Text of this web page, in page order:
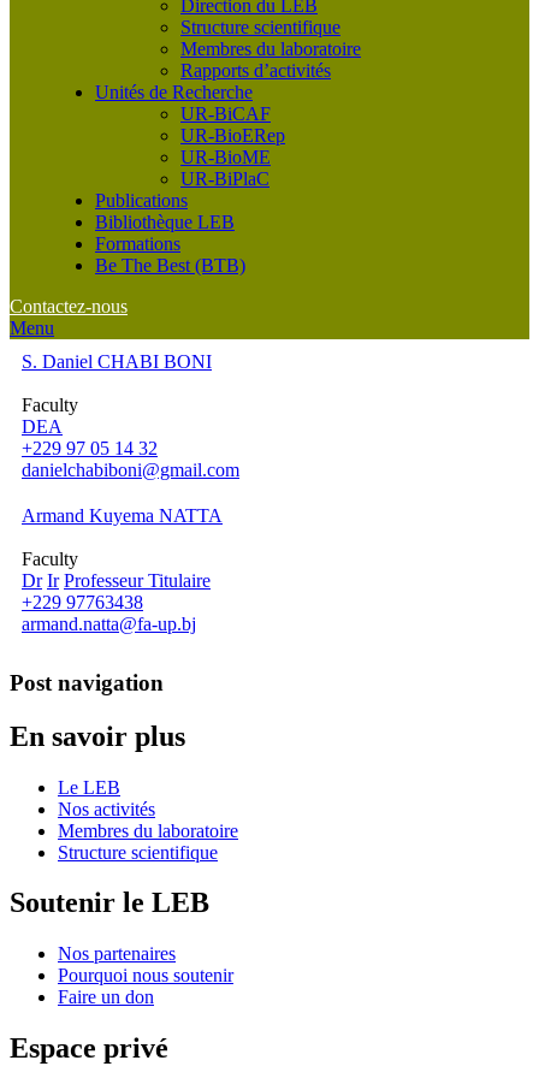
Direction du LEB
Structure scientifique
Membres du laboratoire
Rapports d’activités
Unités de Recherche
UR-BiCAF
UR-BioERep
UR-BioME
UR-BiPlaC
Publications
Bibliothèque LEB
Formations
Be The Best (BTB)
Contactez-nous
Menu
S. Daniel CHABI BONI
Faculty
DEA
+229 97 05 14 32
danielchabiboni@gmail.com
Armand Kuyema NATTA
Faculty
Dr Ir Professeur Titulaire
+229 97763438
armand.natta@fa-up.bj
Post navigation
En savoir plus
Le LEB
Nos activités
Membres du laboratoire
Structure scientifique
Soutenir le LEB
Nos partenaires
Pourquoi nous soutenir
Faire un don
Espace privé